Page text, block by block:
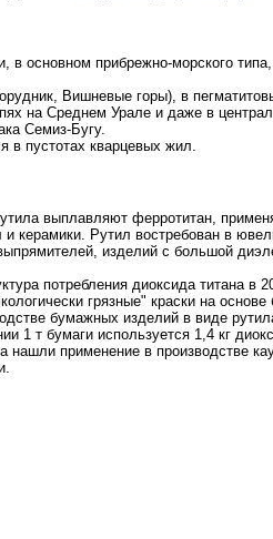
в основном прибрежно-морского
Вишневые горы), в
на Среднем Урале и даже в
Семиз-Бугу.
в пустотах кварцевых жил.
выплавляют ферротитан,
керамики. Рутил востребован в
изделий с большой
потребления диоксида титана в
грязные" краски на основе
бумажных изделий в виде
1 т бумаги используется 1,4 кг
применение в производстве